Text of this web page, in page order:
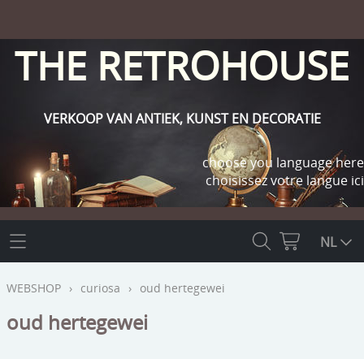
THE RETROHOUSE
VERKOOP VAN ANTIEK, KUNST EN DECORATIE
choose you language here
choisissez votre langue ici
THE RETROHOUSE
WEBSHOP
OUTLET
INFO
NL
WEBSHOP › curiosa › oud hertegewei
oud hertegewei